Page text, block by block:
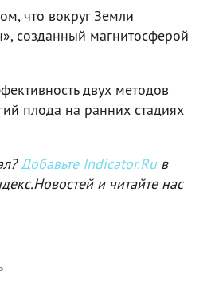
что вокруг Земли
созданный магнитосферой
двух методов
плода на ранних стадиях
Добавьте Indicator.Ruв
и читайте нас